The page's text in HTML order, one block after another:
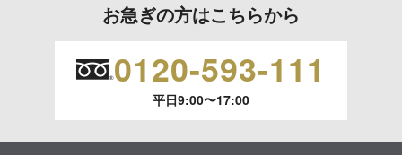
利用目的の通知、開示、内容の訂正、追加または削除、利用
います。）に応じます。
開示等のご請求は、下記お問い合わせ先窓口へご連絡願いま
す。
お急ぎの方はこちらから
0120-593-111
平日9:00〜17:00